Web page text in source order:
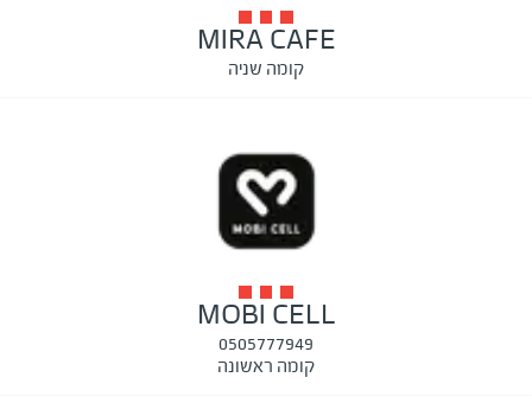
MIRA CAFE
קומה שניה
MOBI CELL
0505777949
קומה ראשונה